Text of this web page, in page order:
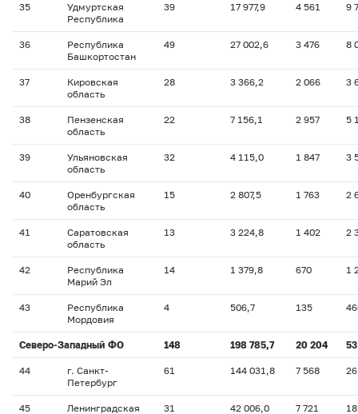
35
Удмуртская
Республика
39 17 977,9 4 561 9
36
Республика
Башкортостан
49 27 002,6 3 476 8
37
Кировская
область
28 3 366,2 2 066 3
38
Пензенская
область
22 7 156,1 2 957 5
39
Ульяновская
область
32 4 115,0 1 847 3
40
Оренбургская
область
15 2 807,5 1 763 2
41
Саратовская
область
13 3 224,8 1 402 2
42
Республика
Марий Эл
14 1 379,8 670 1
43
Республика
Мордовия
4 506,7 135
Северо-Западный ФО 148 198 785,7 20 204
44
г. Санкт-
Петербург
61 144 031,8 7 568
45 Ленинградская 31 42 006,0 7 721